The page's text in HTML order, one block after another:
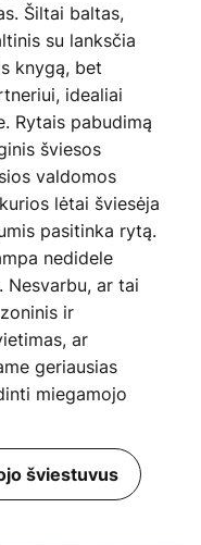
Šiltai baltas,
su lanksčia
knygą, bet
idealiai
Rytais pabudimą
šviesos
valdomos
lėtai šviesėja
pasitinka rytą.
nedidele
ar tai
ir
ar
geriausias
miegamojo
šviestuvus